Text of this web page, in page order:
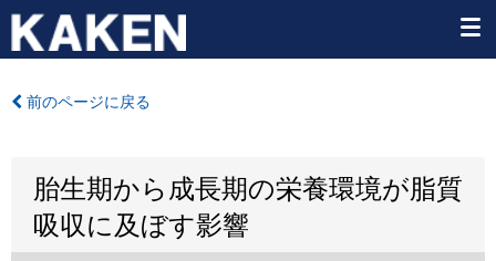
前のページに戻る
胎生期から成長期の栄養環境が脂質
吸収に及ぼす影響